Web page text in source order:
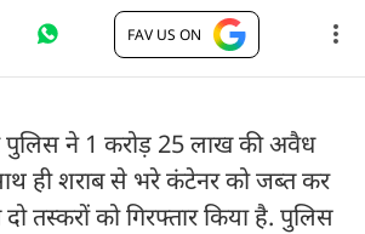
FAV US ON
पुलिस ने 1 करोड़ 25 लाख की अवैध
ही शराब से भरे कंटेनर को जब्त कर
तस्करों को गिरफ्तार किया है. पुलिस